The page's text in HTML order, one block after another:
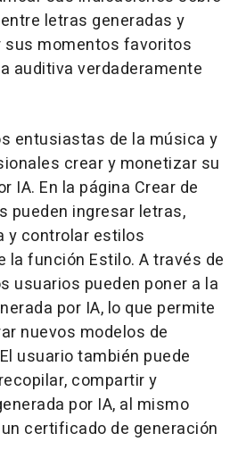
letras generadas y
sus momentos favoritos
auditiva verdaderamente
entusiastas de la música y
crear y monetizar su
IA. En la página Crear de
pueden ingresar letras,
y controlar estilos
la función Estilo. A través de
usuarios pueden poner a la
por IA, lo que permite
nuevos modelos de
usuario también puede
compartir y
por IA, al mismo
certificado de generación